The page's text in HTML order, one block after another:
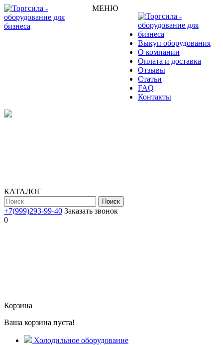
МЕНЮ
Выкуп оборудования
О компании
Оплата и доставка
Отзывы
Статьи
FAQ
Контакты
КАТАЛОГ
Поиск
+7(999)293-99-40 Заказать звонок
0
Корзина
Ваша корзина пуста!
Холодильное оборудование